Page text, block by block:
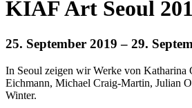
KIAF Art Seoul
25. September 2019 – 29.
In Seoul zeigen wir Werke von Katharina
Eichmann, Michael Craig-Martin, Julian
Winter.